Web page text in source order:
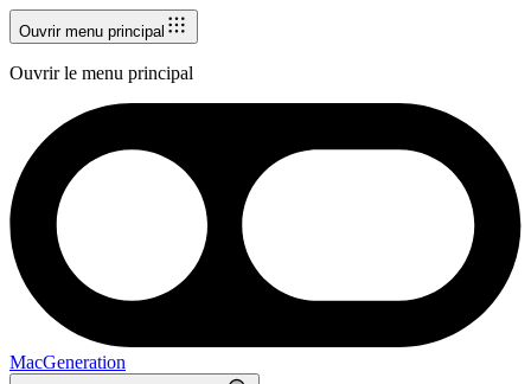
Ouvrir menu principal
Ouvrir le menu principal
MacGeneration